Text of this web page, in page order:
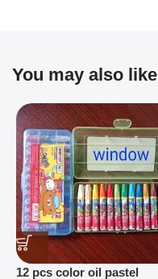
You may also like
12 pcs color oil pastel